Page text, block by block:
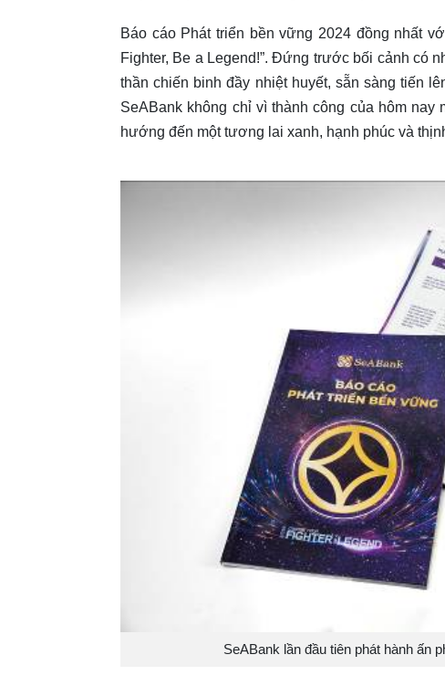
Báo cáo Phát triển bền vững 2024 đồng nhất
Fighter, Be a Legend!”. Đứng trước bối cảnh có
thần chiến binh đầy nhiệt huyết, sẵn sàng tiến
SeABank không chỉ vì thành công của hôm
hướng đến một tương lai xanh, hạnh phúc và
SeABank lần đầu tiên phát hành ấn